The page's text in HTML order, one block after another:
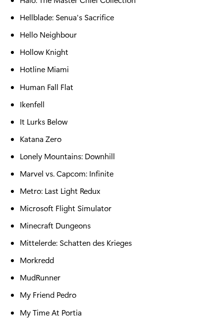
Hellblade: Senua's Sacrifice
Hello Neighbour
Hollow Knight
Hotline Miami
Human Fall Flat
Ikenfell
It Lurks Below
Katana Zero
Lonely Mountains: Downhill
Marvel vs. Capcom: Infinite
Metro: Last Light Redux
Microsoft Flight Simulator
Minecraft Dungeons
Mittelerde: Schatten des Krieges
Morkredd
MudRunner
My Friend Pedro
My Time At Portia